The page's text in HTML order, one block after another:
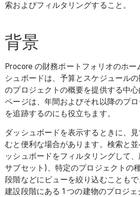
索およびフィルタリングすること。
背景
Procore の財務ポートフォリオのホー
シュボードは、予算とスケジュール
のプロジェクトの概要を提供する中
ページは、年間およびそれ以降のプ
を追跡するのにも役立ちます。
ダッシュボードを表示するときに、
むと便利な場合があります。検索と
ッシュボードをフィルタリングして
サブセット)、特定のプロジェクトの
段階などにビューを絞り込むこともで
建設段階にある 1 つの建物のプロジ